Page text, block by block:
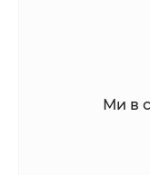
Ми в